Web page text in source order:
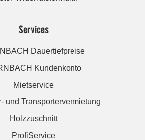
Services
Dauertiefpreise
Kundenkonto
Mietservice
und Transportervermietung
Holzzuschnitt
ProfiService